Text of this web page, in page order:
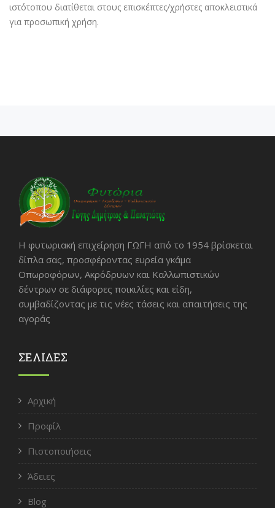
ιστότοπου διατίθεται στους επισκέπτες/χρήστες αποκλειστικά
για προσωπική χρήση.
Η φυτωριακή επιχείρηση ΓΩΓΗ από το 1954 βρίσκεται
δίπλα σας, προσφέροντας ευρεία γκάμα
Οπωροφόρων, Ακρόδρυων και Καλλωπιστικών
δέντρων σε διάφορες ποικιλίες και είδη,
συμβαδίζοντας με τις νέες τάσεις και απαιτήσεις της
αγοράς
ΣΕΛΙΔΕΣ
Αρχική
Προφίλ
Πιστοποιήσεις
Άδειες
Blog